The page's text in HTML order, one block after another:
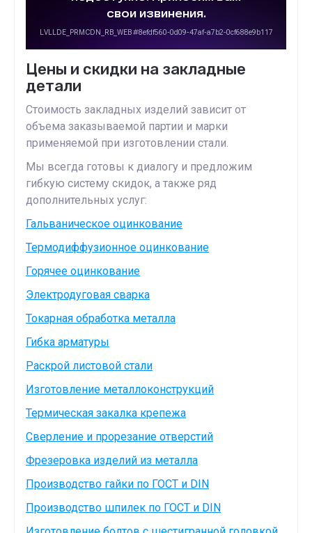
Цены и скидки на закладные
детали
Стоимость закладных изделий зависит от
объема заказываемой партии и марки
применяемой при изготовлении стали.
Мы всегда готовы к диалогу и предложим
гибкую систему скидок, а также ряд
дополнительных услуг:
Гальваническое оцинкование
Термодиффузионное оцинкование
Горячее оцинкование
Электродуговая сварка
Токарная обработка металла
Гибка арматуры
Раскрой листовой стали
Изготовление металлоконструкций
Термическая закалка крепежа
Сверление и прорезание отверстий
Фрезеровка изделий из металла
Производство гайки по ГОСТ и DIN
Производство шпилек по ГОСТ и DIN